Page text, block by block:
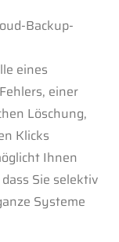
Backup-
eines
einer
Löschung,
Klicks
Ihnen
Sie selektiv
Systeme